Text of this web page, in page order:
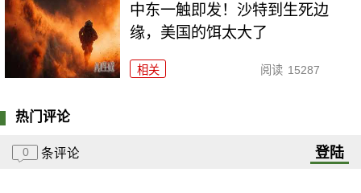
中东一触即发！沙特到生死边
缘，美国的饵太大了
相关 阅读 15287
热门评论
0 条评论 登陆